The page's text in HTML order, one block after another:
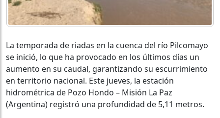
La temporada de riadas en la cuenca del río Pilcomayo
se inició, lo que ha provocado en los últimos días un
aumento en su caudal, garantizando su escurrimiento
en territorio nacional. Este jueves, la estación
hidrométrica de Pozo Hondo – Misión La Paz
(Argentina) registró una profundidad de 5,11 metros.